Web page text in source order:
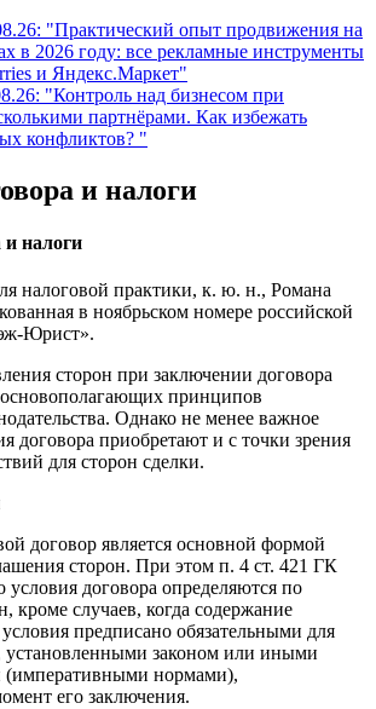
"Практический опыт продвижения на
в 2026 году: все рекламные инструменты
и Яндекс.Маркет"
"Контроль над бизнесом при
партнёрами. Как избежать
конфликтов? "
и налоги
и налоги
налоговой практики, к. ю. н., Романа
в ноябрьском номере российской
Юрист».
сторон при заключении договора
основополагающих принципов
Однако не менее важное
договора приобретают и с точки зрения
для сторон сделки.
договор является основной формой
сторон. При этом п. 4 ст. 421 ГК
условия договора определяются по
кроме случаев, когда содержание
предписано обязательными для
установленными законом или иными
(императивными нормами),
его заключения.